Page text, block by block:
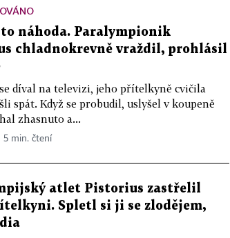
to náhoda. Paralympionik
chladnokrevně vraždil, prohlásil
díval na televizi, jeho přítelkyně cvičila
spát. Když se probudil, uslyšel v koupeně
zhasnuto a...
5 min. čtení
atlet Pistorius zastřelil
Spletl si ji se zlodějem,